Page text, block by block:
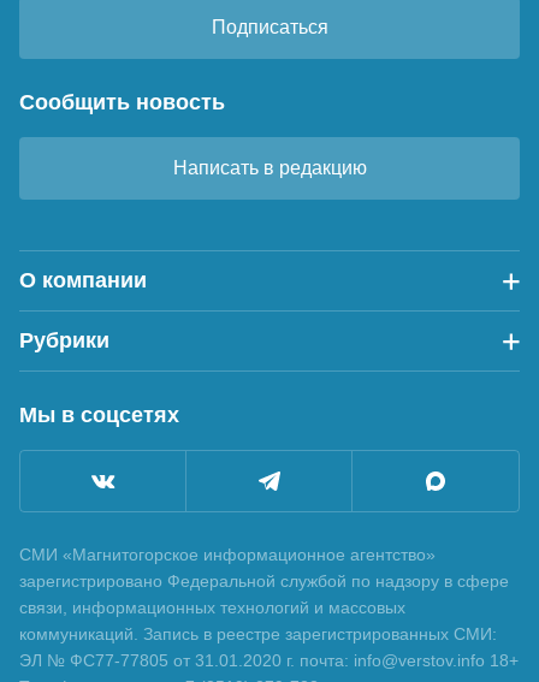
Подписаться
Сообщить новость
Написать в редакцию
О компании
Рубрики
Мы в соцсетях
СМИ «Магнитогорское информационное агентство»
зарегистрировано Федеральной службой по надзору в сфере
связи, информационных технологий и массовых
коммуникаций. Запись в реестре зарегистрированных СМИ:
ЭЛ № ФС77-77805 от 31.01.2020 г. почта: info@verstov.info 18+